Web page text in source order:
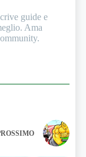
guide e
Ama